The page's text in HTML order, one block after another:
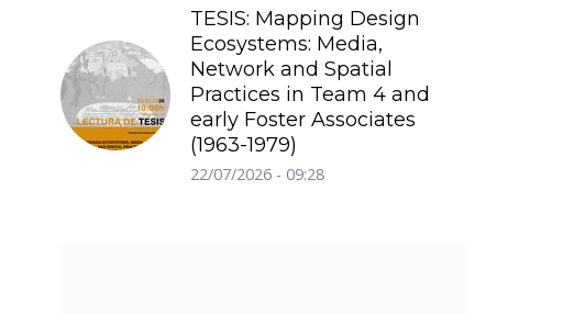
TESIS: Mapping Design
Ecosystems: Media,
Network and Spatial
Practices in Team 4 and
early Foster Associates
(1963-1979)
22/07/2026 - 09:28